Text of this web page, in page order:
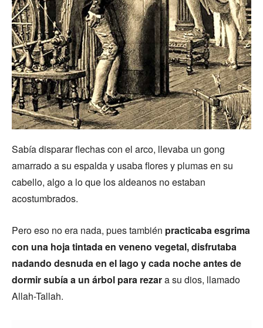
Sabía disparar flechas con el arco, llevaba un gong
amarrado a su espalda y usaba flores y plumas en su
cabello, algo a lo que los aldeanos no estaban
acostumbrados.
Pero eso no era nada, pues también practicaba esgrima
con una hoja tintada en veneno vegetal, disfrutaba
nadando desnuda en el lago y cada noche antes de
dormir subía a un árbol para rezara su dios, llamado
Allah-Tallah.